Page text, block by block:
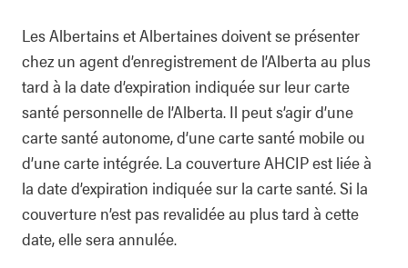
Les Albertains et Albertaines doivent se présenter
chez un agent d’enregistrement de l’Alberta au plus
tard à la date d’expiration indiquée sur leur carte
santé personnelle de l’Alberta. Il peut s’agir d’une
carte santé autonome, d’une carte santé mobile ou
d’une carte intégrée. La couverture AHCIP est liée à
la date d’expiration indiquée sur la carte santé. Si la
couverture n’est pas revalidée au plus tard à cette
date, elle sera annulée.